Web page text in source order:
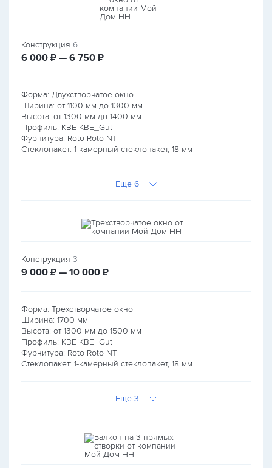
Конструкция 6
6 000 руб.
₽ — 6 750 руб.
₽
Форма: Двухстворчатое окно
Ширина: от 1100 мм до 1300 мм
Высота: от 1300 мм до 1400 мм
Профиль: KBE KBE_Gut
Фурнитура: Roto Roto NT
Стеклопакет: 1-камерный стеклопакет, 18 мм
Еще 6
Конструкция 3
9 000 руб.
₽ — 10 000 руб.
₽
Форма: Трехстворчатое окно
Ширина: 1700 мм
Высота: от 1300 мм до 1500 мм
Профиль: KBE KBE_Gut
Фурнитура: Roto Roto NT
Стеклопакет: 1-камерный стеклопакет, 18 мм
Еще 3